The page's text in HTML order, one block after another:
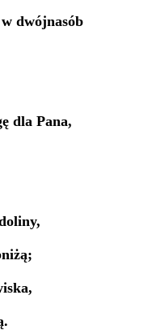
dwójnasób
dla Pana,